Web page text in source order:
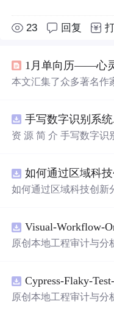
23 回复
1月单向历——心
本文汇集了众多著名作
手写数字识别系统
资 源 简 介 手写数字
带有直观的图形用户界
需要将手写数字输入系
是一个非常方便和实用
如何通过区域科技创新
原创本地工程审计与分
README、运行说明、
权声明。解压后进入
原创本地工程审计与分